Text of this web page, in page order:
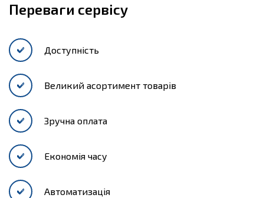
Переваги сервісу
Доступність
Великий асортимент товарів
Зручна оплата
Економія часу
Автоматизація